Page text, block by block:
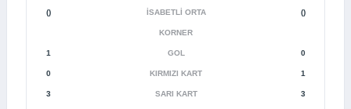
() İSABETLI ORTA ()
KORNER
1 GOL 0
0 KIRMIZI KART 1
3 SARI KART 3